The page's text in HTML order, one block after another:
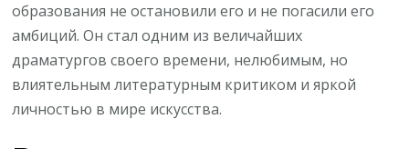
образования не остановили его и не погасили его
амбиций. Он стал одним из величайших
драматургов своего времени, нелюбимым, но
влиятельным литературным критиком и яркой
личностью в мире искусства.